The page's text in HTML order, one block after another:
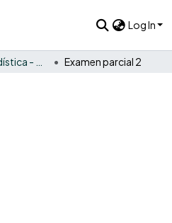
Log In
Examen parcial 2